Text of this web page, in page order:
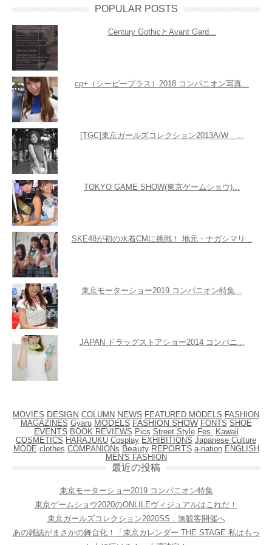
POPULAR POSTS
Century GothicとAvant Gard...
cp+（シーピープラス）2018 コンパニオン写真...
[TGC]東京ガールズコレクション2013A/W ...
TOKYO GAME SHOW(東京ゲームショウ)...
SKE48が初の水着CMに挑戦！ 地元・ナガシマリ...
東京モーターショー2019 コンパニオン特集...
JAPAN ドラッグストアショー2014 コンパニ...
MOVIES DESIGN COLUMN NEWS FEATURED MODELS FASHION
MAGAZINES Gyaru MODELS FASHION SHOW FONTS SHOE
EVENTS BOOK REVIEWS Pics Street Style Fes.
Kawaii
COSMETICS HARAJUKU Cosplay EXHIBITIONS Japanese Culture
MODE clothes COMPANIONs Beauty REPORTS a-nation ENGLISH
MEN'S FASHION
最近の投稿
東京モーターショー2019 コンパニオン特集
東京ゲームショウ2020のONLILEヴィジュアルはこれだ！
東京ガールズコレクション2020SS，無観客開催へ
あの雑誌がまさかの舞台化！「東京カレンダー THE STAGE 私はもっ